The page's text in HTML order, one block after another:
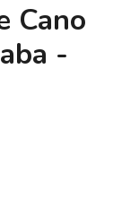
Cano
-